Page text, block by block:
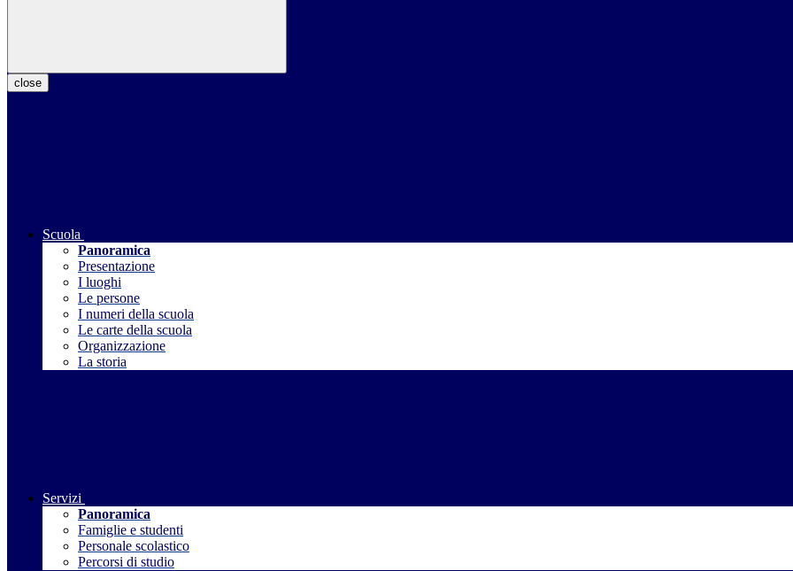
close
Scuola
Panoramica
Presentazione
I luoghi
Le persone
I numeri della scuola
Le carte della scuola
Organizzazione
La storia
Servizi
Panoramica
Famiglie e studenti
Personale scolastico
Percorsi di studio